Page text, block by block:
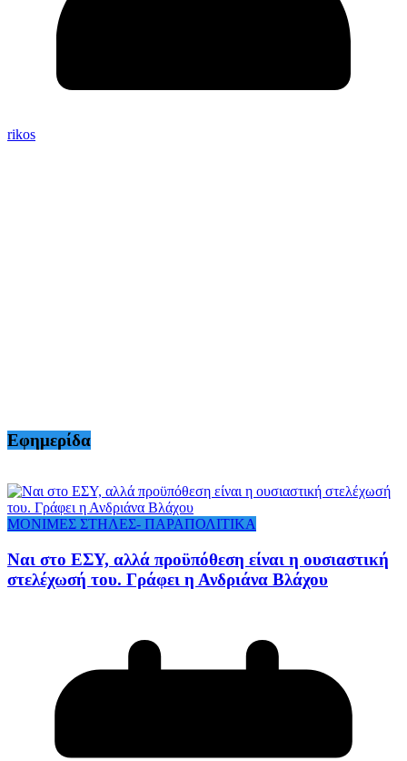
rikos
Εφημερίδα
ΜΟΝΙΜΕΣ ΣΤΗΛΕΣ- ΠΑΡΑΠΟΛΙΤΙΚΑ
Ναι στο ΕΣΥ, αλλά προϋπόθεση είναι η ουσιαστική
στελέχωσή του. Γράφει η Ανδριάνα Βλάχου